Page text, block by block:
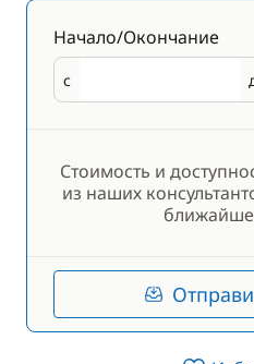
Начало/Окончание
с
Начало
Стоимость и
из наших